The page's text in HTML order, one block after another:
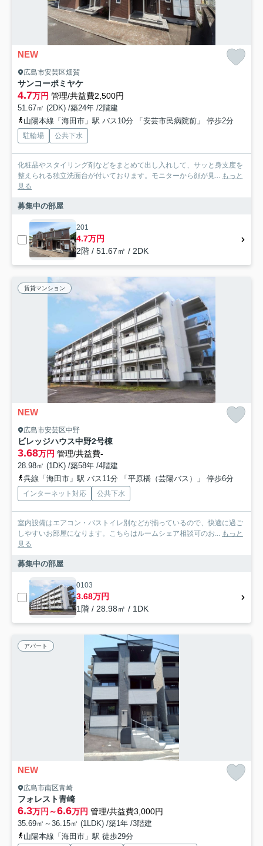
NEW
広島市安芸区畑賀
サンコーポミヤケ
4.7万円 管理/共益費2,500円
51.67㎡ (2DK) /築24年 /2階建
山陽本線「海田市」駅 バス10分 「安芸市民病院前」 停歩2分
駐輪場 公共下水
化粧品やスタイリング剤などをまとめて出し入れして、サッと身支度を
整えられる独立洗面台が付いております。モニターから顔が見... もっと
見る
募集中の部屋
201
4.7万円
2階 / 51.67㎡ / 2DK
賃貸マンション
NEW
広島市安芸区中野
ビレッジハウス中野2号棟
3.68万円 管理/共益費-
28.98㎡ (1DK) /築58年 /4階建
呉線「海田市」駅 バス11分 「平原橋（芸陽バス）」 停歩6分
インターネット対応 公共下水
室内設備はエアコン・バストイレ別などが揃っているので、快適に過ご
しやすいお部屋になります。こちらはルームシェア相談可のお... もっと
見る
募集中の部屋
0103
3.68万円
1階 / 28.98㎡ / 1DK
アパート
NEW
広島市南区青崎
フォレスト青崎
6.3万円～6.6万円 管理/共益費3,000円
35.69㎡～36.15㎡ (1LDK) /築1年 /3階建
山陽本線「海田市」駅 徒歩29分